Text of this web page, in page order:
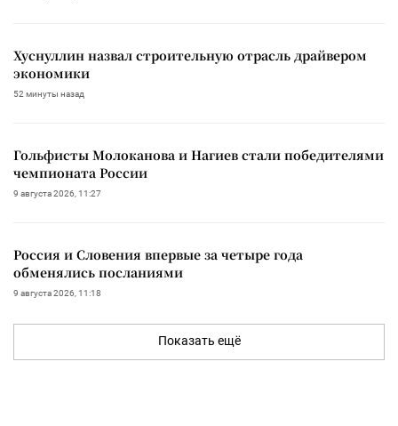
Хуснуллин назвал строительную отрасль драйвером
экономики
52 минуты назад
Гольфисты Молоканова и Нагиев стали победителями
чемпионата России
9 августа 2026, 11:27
Россия и Словения впервые за четыре года
обменялись посланиями
9 августа 2026, 11:18
Показать ещё